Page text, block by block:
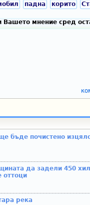
падна корито
Вашето мнение сред
бъде почистено
да задели 450
оттоци
река